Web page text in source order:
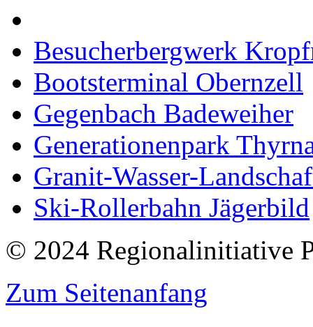
Besucherbergwerk
Bootsterminal Obernzell
Gegenbach Badeweiher
Generationenpark
Granit-Wasser-
Ski-Rollerbahn Jägerbild
© 2024 Regionalinitiative
Zum Seitenanfang